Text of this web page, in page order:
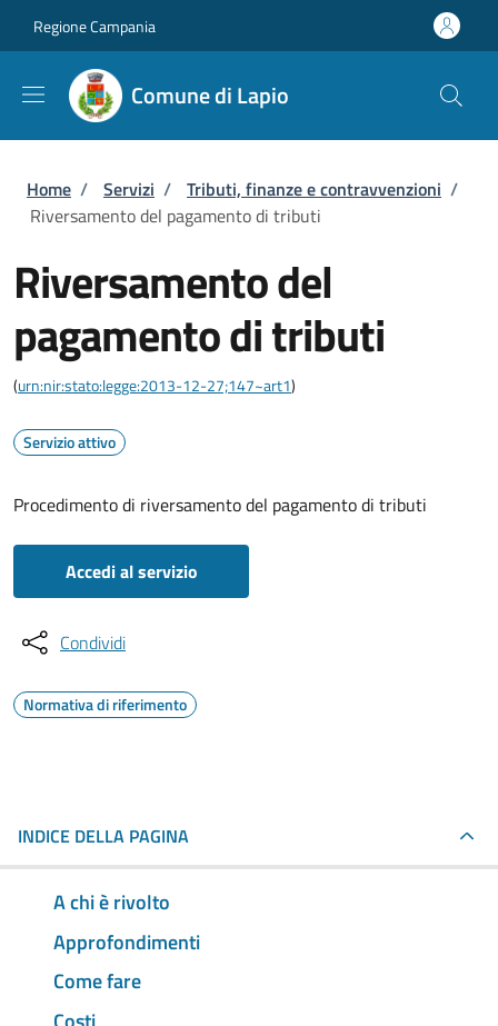
Regione Campania
Comune di Lapio
Briciole di pane
Home / Servizi / Tributi, finanze e contravvenzioni /
Riversamento del pagamento di tributi
Riversamento del
pagamento di tributi
(urn:nir:stato:legge:2013-12-27;147~art1)
Servizio attivo
Procedimento di riversamento del pagamento di tributi
Accedi al servizio
Condividi
Normativa di riferimento
INDICE DELLA PAGINA
A chi è rivolto
Approfondimenti
Come fare